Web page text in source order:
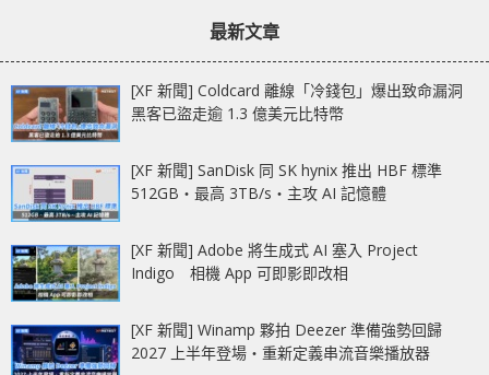
最新文章
[XF 新聞] Coldcard 離線「冷錢包」爆出致命漏洞
黑客已盜走逾 1.3 億美元比特幣
[XF 新聞] SanDisk 同 SK hynix 推出 HBF 標準
512GB‧最高 3TB/s‧主攻 AI 記憶體
[XF 新聞] Adobe 將生成式 AI 塞入 Project
Indigo 相機 App 可即影即改相
[XF 新聞] Winamp 夥拍 Deezer 準備強勢回歸
2027 上半年登場‧重新定義串流音樂播放器